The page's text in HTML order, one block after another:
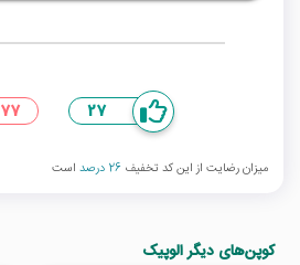
27
77
میزان رضایت از این کد تخفیف 26 درصد است
کوپن‌های دیگر الوپیک